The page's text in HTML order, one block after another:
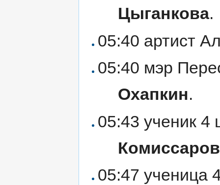
Цыганкова.
05:40 артист
05:40 мэр
Охапкин.
05:43 ученик 4
Комиссаров
05:47 ученица